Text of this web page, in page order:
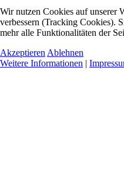
Wir nutzen Cookies auf unserer
verbessern (Tracking Cookies).
mehr alle Funktionalitäten der
Akzeptieren Ablehnen
Weitere Informationen |